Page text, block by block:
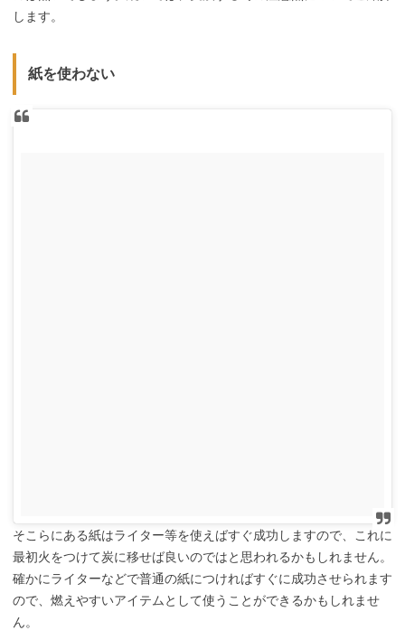
します。
紙を使わない
そこらにある紙はライター等を使えばすぐ成功しますので、これに
最初火をつけて炭に移せば良いのではと思われるかもしれません。
確かにライターなどで普通の紙につければすぐに成功させられます
ので、燃えやすいアイテムとして使うことができるかもしれませ
ん。